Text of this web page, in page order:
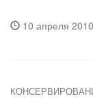
10 апреля 2010